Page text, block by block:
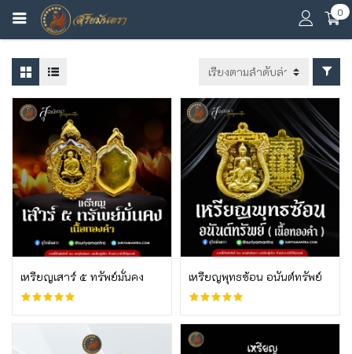
0
เหรียญเสาร์ ๕ ทรัพย์มั่นคง
บูชาเลย เหรียญพุทธซ้อน อนันต์ทรัพย์
บูชา